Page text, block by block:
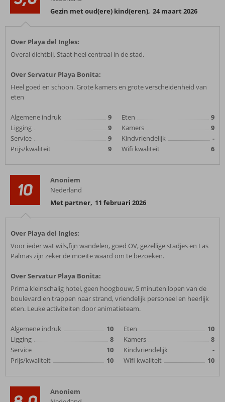
Gezin met oud(ere) kind(eren), 24 maart 2026
Over Playa del Ingles:
Overal dichtbij. Staat heel centraal in de stad.
Over Servatur Playa Bonita:
Heel goed en schoon. Grote kamers en grote verscheidenheid van
eten
Algemene indruk
9
Ligging
9
Service
9
Prijs/kwaliteit
9
Eten
9
Kamers
9
Kindvriendelijk
-
Wifi kwaliteit
6
10
Anoniem
Nederland
Met partner, 11 februari 2026
Over Playa del Ingles:
Voor ieder wat wils,fijn wandelen, goed OV, gezellige stadjes en Las
Palmas zijn zeker de moeite waard om te bezoeken.
Over Servatur Playa Bonita:
Prima kleinschalig hotel, geen hoogbouw, 5 minuten lopen van de
boulevard en trappen naar strand, vriendelijk personeel en heerlijk
eten. Leuke activiteiten door animatieteam.
Algemene indruk
10
Ligging
8
Service
10
Prijs/kwaliteit
10
Eten
10
Kamers
8
Kindvriendelijk
-
Wifi kwaliteit
10
Anoniem